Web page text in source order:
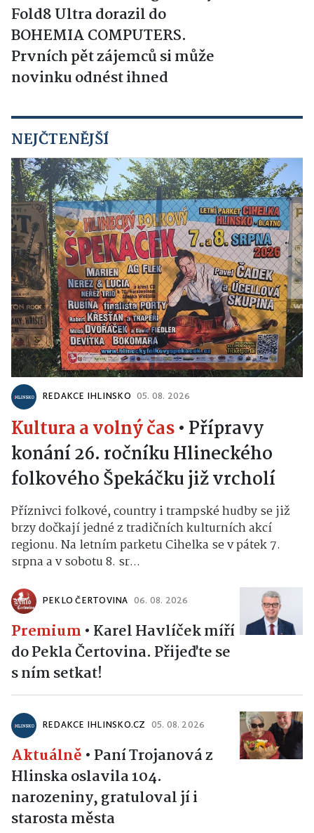
Fold8 Ultra dorazil do
BOHEMIA COMPUTERS.
Prvních pět zájemců si může
novinku odnést ihned
NEJČTENĚJŠÍ
REDAKCE IHLINSKO 05. 08. 2026
Kultura a volný čas• Přípravy
konání 26. ročníku Hlineckého
folkového Špekáčku již vrcholí
Příznivci folkové, country i trampské hudby se již
brzy dočkají jedné z tradičních kulturních akcí
regionu. Na letním parketu Cihelka se v pátek 7.
srpna a v sobotu 8. sr...
PEKLO ČERTOVINA 06. 08. 2026
Premium • Karel Havlíček míří
do Pekla Čertovina. Přijeďte se
s ním setkat!
REDAKCE IHLINSKO.CZ 05. 08. 2026
Aktuálně • Paní Trojanová z
Hlinska oslavila 104.
narozeniny, gratuloval jí i
starosta města